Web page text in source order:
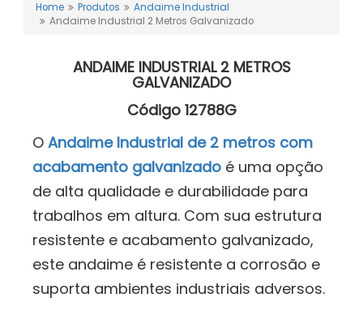
Home Produtos
Andaime Industrial
Andaime Industrial 2 Metros Galvanizado
ANDAIME INDUSTRIAL 2 METROS
GALVANIZADO
Código 12788G
O Andaime Industrial de 2 metros com
acabamento galvanizado é uma opção
de alta qualidade e durabilidade para
trabalhos em altura. Com sua estrutura
resistente e acabamento galvanizado,
este andaime é resistente a corrosão e
suporta ambientes industriais adversos.